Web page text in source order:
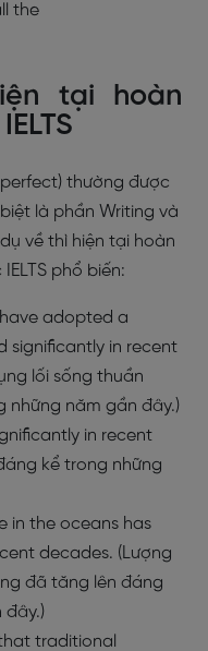
the
tại hoàn
perfect) thường được
là phần Writing và
về thì hiện tại hoàn
phổ biến:
adopted a
significantly in recent
lối sống thuần
những năm gần đây.)
in recent
kể trong những
in the oceans has
decades. (Lượng
đã tăng lên đáng
đây.)
traditional